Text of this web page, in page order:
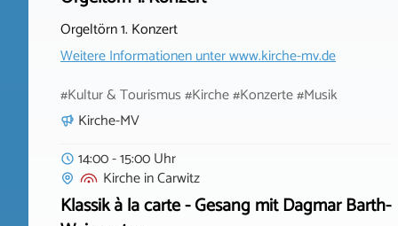
Orgeltörn 1. Konzert
Weitere Informationen unterwww.kirche-mv.de
#Kultur & Tourismus #Kirche #Konzerte #Musik
Kirche-MV
14:00 - 15:00 Uhr
KircheinCarwitz
Klassik à la carte - Gesang mit Dagmar Barth-